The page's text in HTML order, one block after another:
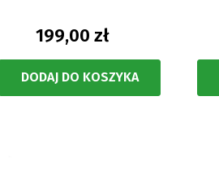
199,00 zł
DODAJ DO KOSZYKA